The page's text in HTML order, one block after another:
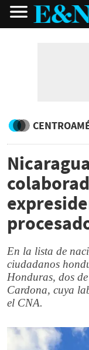
En la lista de
ciudadanos
Honduras, dos
Cardona, cuya
el CNA.